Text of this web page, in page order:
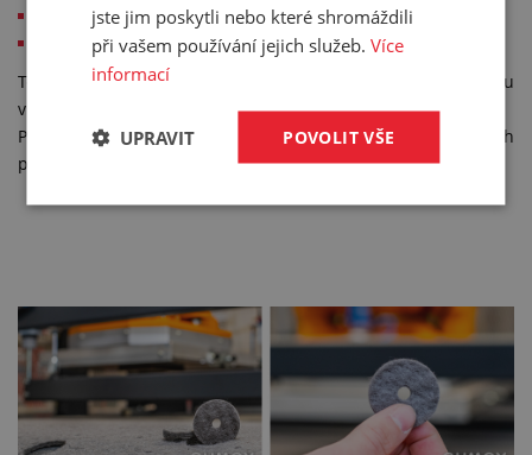
výztuhy do batohů a tašek
výplně lehátek apod.
Těsnění vyrobíme podle dodaného vzorku nebo nákresu
v běžných formátech.
Požadovaný výkres dokážeme také sami nakreslit podle vašich
parametrů a necháme si jej u vás odsouhlasit.
jste jim poskytli nebo které shromáždili
při vašem používání jejich služeb.Více
informací
POVOLIT VŠE
UPRAVIT